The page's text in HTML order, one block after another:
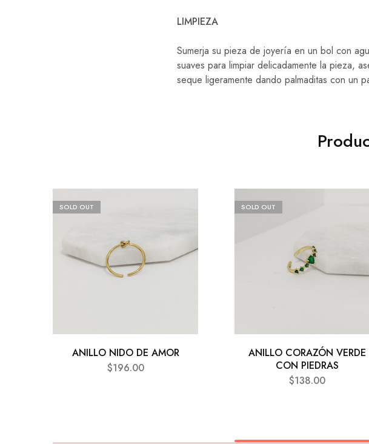
LIMPIEZA
Sumerja su pieza de joyería en un bol con
suaves para limpiar delicadamente la pieza,
seque ligeramente dando palmaditas con un
SOLD OUT
ANILLO NIDO DE AMOR
$196.00
SOLD OUT
ANILLO CORAZÓN VERDE
CON PIEDRAS
$138.00